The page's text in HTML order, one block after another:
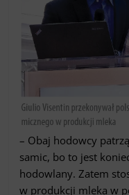
– Obaj hodowcy
samic, bo to jest
hodowlany. Zatem
w produkcji mleka w